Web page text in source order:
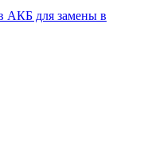
АКБ для замены в